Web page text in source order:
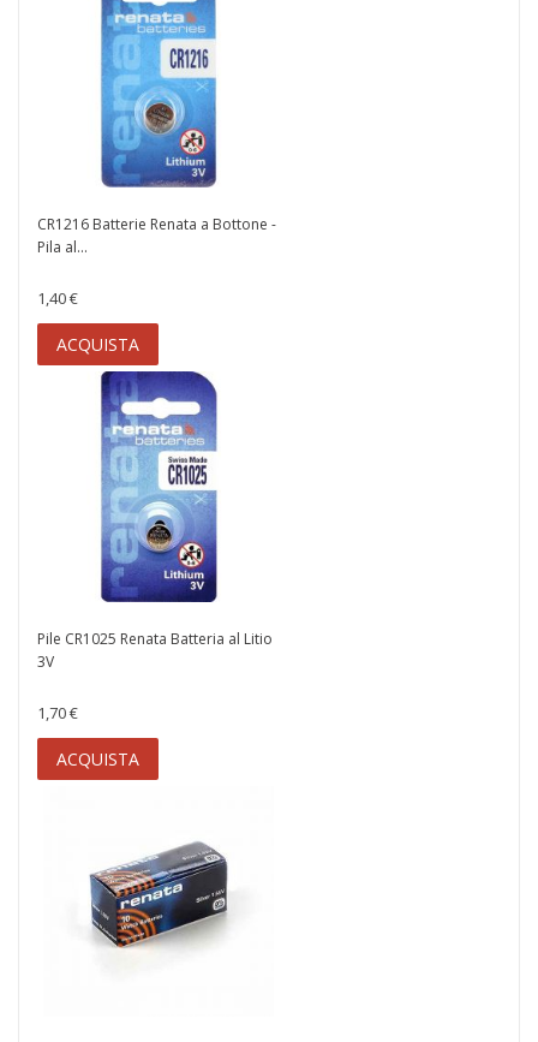
CR1216 Batterie Renata a Bottone -
Pila al...
1,40 €
ACQUISTA
Pile CR1025 Renata Batteria al Litio
3V
1,70 €
ACQUISTA